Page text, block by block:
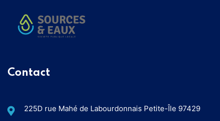
Contact
225D rue Mahé de Labourdonnais Petite-Île 97429